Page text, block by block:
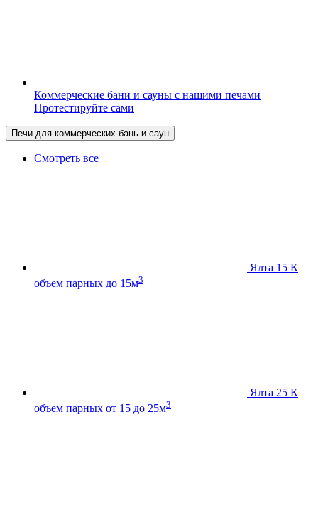
Коммерческие бани и сауны с нашими печами
Протестируйте сами
Печи для коммерческих бань и саун
Смотреть все
Ялта 15 К
объем парных до 15м3
Ялта 25 К
объем парных от 15 до 25м3